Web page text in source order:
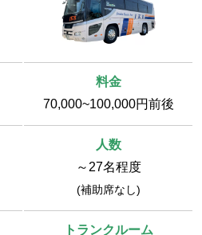
70,000~100,000円前後
～27名程度
(補助席なし)